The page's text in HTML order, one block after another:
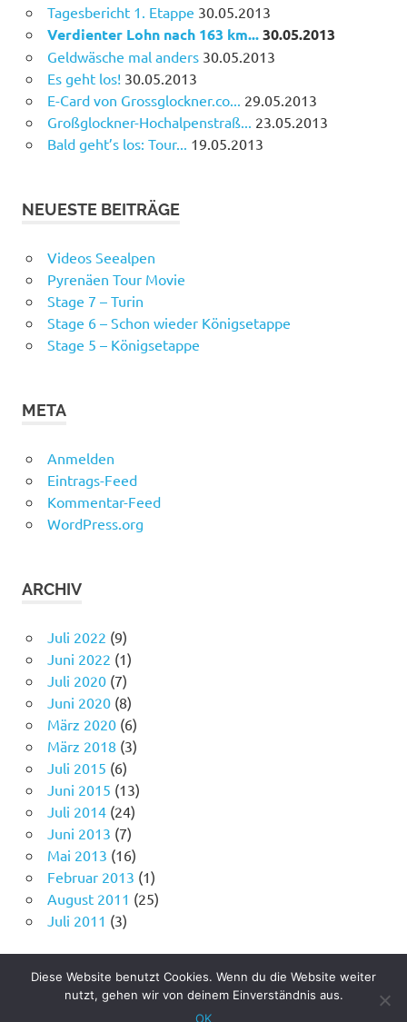
Tagesbericht 1. Etappe 30.05.2013
Verdienter Lohn nach 163 km... 30.05.2013
Geldwäsche mal anders 30.05.2013
Es geht los! 30.05.2013
E-Card von Grossglockner.co...
29.05.2013
Großglockner-Hochalpenstraß...
23.05.2013
Bald geht’s los: Tour...
19.05.2013
NEUESTE BEITRÄGE
Videos Seealpen
Pyrenäen Tour Movie
Stage 7 – Turin
Stage 6 – Schon wieder Königsetappe
Stage 5 – Königsetappe
META
Anmelden
Eintrags-Feed
Kommentar-Feed
WordPress.org
ARCHIV
Juli 2022 (9)
Juni 2022 (1)
Juli 2020(7)
Juni 2020(8)
März 2020(6)
März 2018 (3)
Juli 2015 (6)
Juni 2015 (13)
Juli 2014(24)
Juni 2013 (7)
Mai 2013 (16)
Februar 2013 (1)
August 2011 (25)
Juli 2011 (3)
WordPress Theme: Poseidon von
Diese Website benutzt Cookies. Wenn du die Website weiter
nutzt, gehen wir von deinem Einverständnis aus.
OK